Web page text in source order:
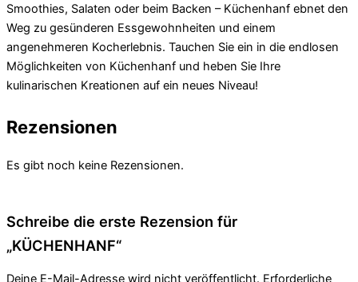
Smoothies, Salaten oder beim Backen – Küchenhanf ebnet den
Weg zu gesünderen Essgewohnheiten und einem
angenehmeren Kocherlebnis. Tauchen Sie ein in die endlosen
Möglichkeiten von Küchenhanf und heben Sie Ihre
kulinarischen Kreationen auf ein neues Niveau!
Rezensionen
Es gibt noch keine Rezensionen.
Schreibe die erste Rezension für
„KÜCHENHANF“
Deine E-Mail-Adresse wird nicht veröffentlicht. Erforderliche